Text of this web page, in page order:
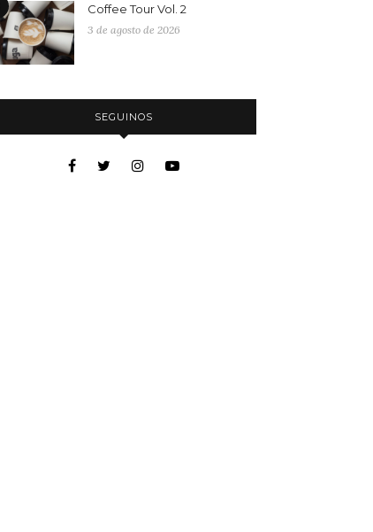
Coffee Tour Vol. 2
3 de agosto de 2026
SEGUINOS